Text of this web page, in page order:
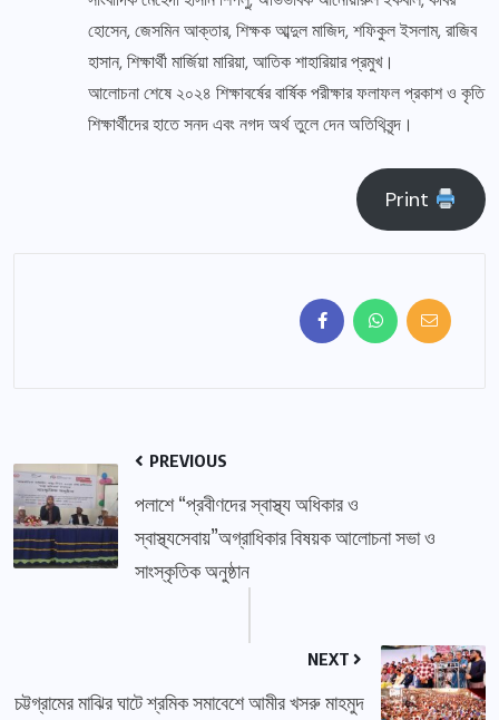
হোসেন, জেসমিন আক্তার, শিক্ষক আব্দুল মাজিদ, শফিকুল ইসলাম, রাজিব
হাসান, শিক্ষার্থী মার্জিয়া মারিয়া, আতিক শাহারিয়ার প্রমুখ।
আলোচনা শেষে ২০২৪ শিক্ষাবর্ষের বার্ষিক পরীক্ষার ফলাফল প্রকাশ ও কৃতি
শিক্ষার্থীদের হাতে সনদ এবং নগদ অর্থ তুলে দেন অতিথিবৃন্দ।
Print
PREVIOUS
পলাশে “প্রবীণদের স্বাস্থ্য অধিকার ও
স্বাস্থ্যসেবায়”অগ্রাধিকার বিষয়ক আলোচনা সভা ও
সাংস্কৃতিক অনুষ্ঠান
NEXT
চট্টগ্রামের মাঝির ঘাটে শ্রমিক সমাবেশে আমীর খসরু মাহমুদ